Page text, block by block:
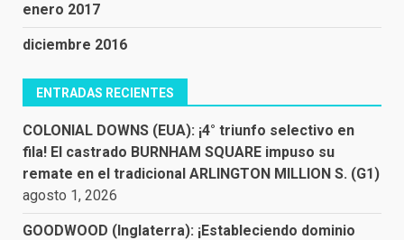
enero 2017
diciembre 2016
ENTRADAS RECIENTES
COLONIAL DOWNS (EUA): ¡4° triunfo selectivo en
fila! El castrado BURNHAM SQUARE impuso su
remate en el tradicional ARLINGTON MILLION S. (G1)
agosto 1, 2026
GOODWOOD (Inglaterra): ¡Estableciendo dominio